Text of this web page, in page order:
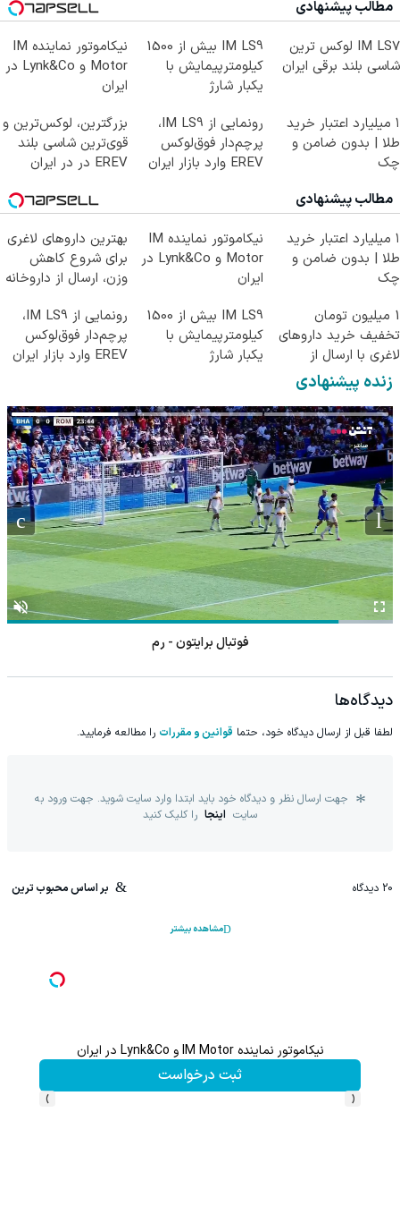
مطالب پیشنهادی
IM LS7 لوکس ترین
شاسی بلند برقی ایران
IM LS9 بیش از 1500
کیلومترپیمایش با
یکبار شارژ
نیکاموتور نماینده IM
Motor و Lynk&Co در
ایران
۱ میلیارد اعتبار خرید
طلا | بدون ضامن و
چک
رونمایی از IM LS9،
پرچم‌دار فوق‌لوکس
EREV وارد بازار ایران
بزرگترین، لوکس‌ترین و
قوی‌ترین شاسی بلند
EREV در در ایران
مطالب پیشنهادی
۱ میلیارد اعتبار خرید
طلا | بدون ضامن و
چک
نیکاموتور نماینده IM
Motor و Lynk&Co در
ایران
بهترین داروهای لاغری
برای شروع کاهش
وزن، ارسال از داروخانه
1 میلیون تومان
تخفیف خرید داروهای
لاغری با ارسال از
داروخانه و پک یخ!
IM LS9 بیش از 1500
کیلومترپیمایش با
یکبار شارژ
رونمایی از IM LS9،
پرچم‌دار فوق‌لوکس
EREV وارد بازار ایران
زنده پیشنهادی
فوتبال برایتون - رم
دیدگاه‌ها
لطفا قبل از ارسال دیدگاه خود، حتما قوانین و مقررات را مطالعه فرمایید.
جهت ارسال نظر و دیدگاه خود باید ابتدا وارد سایت شوید. جهت ورود به
سایت اینجا را کلیک کنید
20 دیدگاه بر اساس محبوب ترین
مشاهده بیشتر
این پک تقویت موی
‹
›